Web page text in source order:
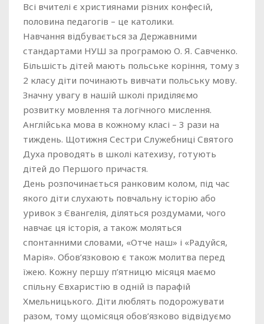
Всі вчителі є християнами різних конфесій,
половина педагогів – це католики.
Навчання відбувається за Державними
стандартами НУШ за програмою О. Я. Савченко.
Більшість дітей мають польське коріння, тому з
2 класу діти починають вивчати польську мову.
Значну увагу в нашій школі приділяємо
розвитку мовлення та логічного мислення.
Англійська мова в кожному класі – 3 рази на
тиждень. Щотижня Сестри Служебниці Святого
Духа проводять в школі катехизу, готують
дітей до Першого причастя.
День розпочинається ранковим колом, під час
якого діти слухають повчальну історію або
уривок з Євангелія, діляться роздумами, чого
навчає ця історія, а також моляться
спонтанними словами, «Отче наш» і «Радуйся,
Марія». Обов’язковою є також молитва перед
їжею. Кожну першу п’ятницю місяця маємо
спільну Євхаристію в одній із парафій
Хмельницького. Діти люблять подорожувати
разом, тому щомісяця обов’язково відвідуємо